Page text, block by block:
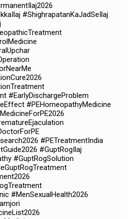
#ShighrapatanKaJadSeIlaj
#EarlyDischargeProblem
#PEHomeopathyMedicine
#PETreatmentIndia
#GuptRogIlaj
#GuptRogSolution
#MenSexualHealth2026